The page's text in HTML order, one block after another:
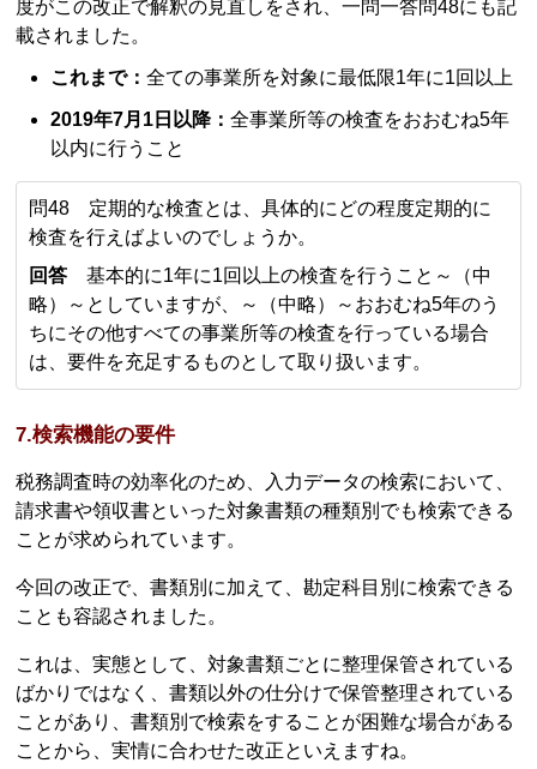
度がこの改正で解釈の見直しをされ、一問一答問48にも記
載されました。
これまで：全ての事業所を対象に最低限1年に1回以上
2019年7月1日以降：全事業所等の検査をおおむね5年
以内に行うこと
問48 定期的な検査とは、具体的にどの程度定期的に
検査を行えばよいのでしょうか。
回答 基本的に1年に1回以上の検査を行うこと～（中
略）～としていますが、～（中略）～おおむね5年のう
ちにその他すべての事業所等の検査を行っている場合
は、要件を充足するものとして取り扱います。
7.検索機能の要件
税務調査時の効率化のため、入力データの検索において、
請求書や領収書といった対象書類の種類別でも検索できる
ことが求められています。
今回の改正で、書類別に加えて、勘定科目別に検索できる
ことも容認されました。
これは、実態として、対象書類ごとに整理保管されている
ばかりではなく、書類以外の仕分けで保管整理されている
ことがあり、書類別で検索をすることが困難な場合がある
ことから、実情に合わせた改正といえますね。